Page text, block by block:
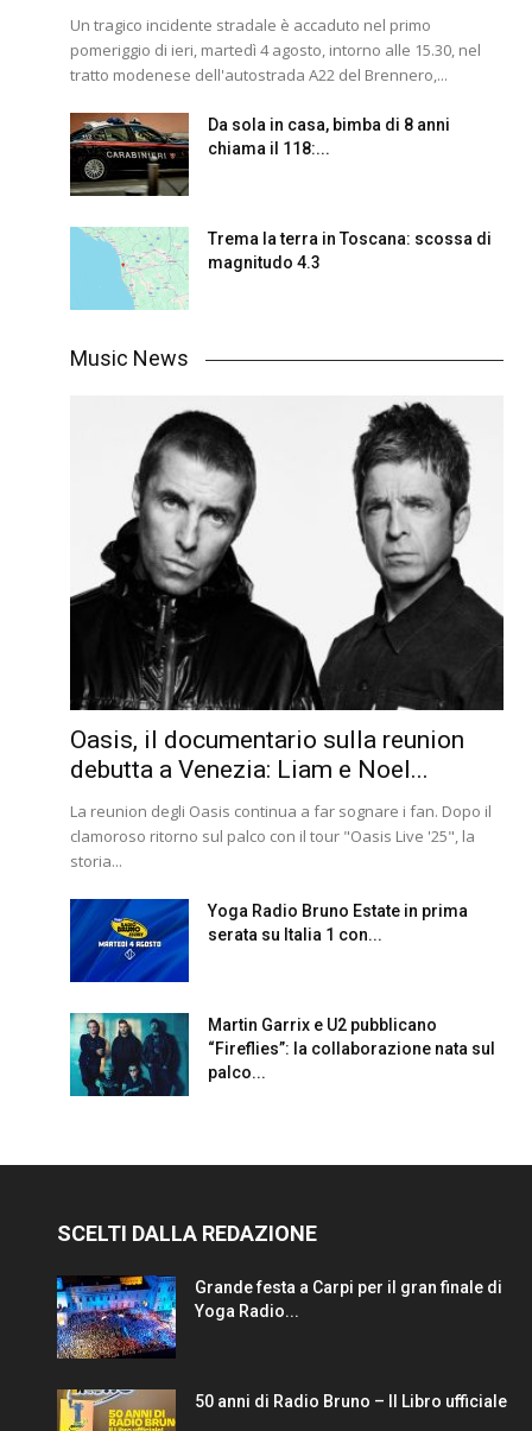
Un tragico incidente stradale è accaduto nel primo
pomeriggio di ieri, martedì 4 agosto, intorno alle 15.30, nel
tratto modenese dell'autostrada A22 del Brennero,...
Da sola in casa, bimba di 8 anni
chiama il 118:...
Trema la terra in Toscana: scossa di
magnitudo 4.3
Music News
Oasis, il documentario sulla reunion
debutta a Venezia: Liam e Noel...
La reunion degli Oasis continua a far sognare i fan. Dopo il
clamoroso ritorno sul palco con il tour "Oasis Live '25", la
storia...
Yoga Radio Bruno Estate in prima
serata su Italia 1 con...
Martin Garrix e U2 pubblicano
“Fireflies”: la collaborazione nata sul
palco...
SCELTI DALLA REDAZIONE
Grande festa a Carpi per il gran finale di
Yoga Radio...
50 anni di Radio Bruno – Il Libro ufficiale